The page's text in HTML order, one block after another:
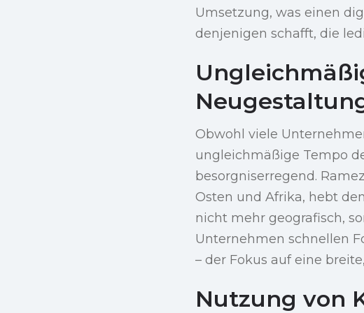
Umsetzung, was einen
denjenigen schafft, die
Obwohl viele
ungleichmäßige Tempo
besorgniserregend.
Osten und Afrika, hebt
nicht mehr geografisch,
Unternehmen schnellen
– der Fokus auf eine
Nutzung von